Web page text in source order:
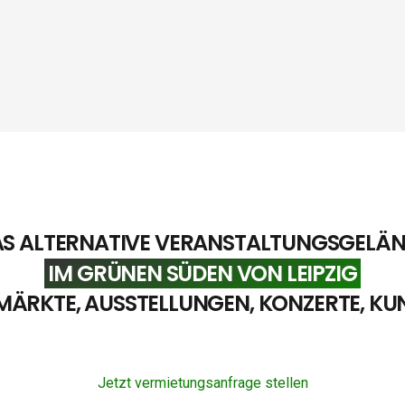
ALTERNATIVE
IM GRÜNEN SÜDEN VON LEIPZIG
AUSSTELLUNGEN, KONZERTE,
Jetzt vermietungsanfrage stellen